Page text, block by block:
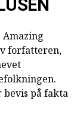
forfatteren,
på fakta